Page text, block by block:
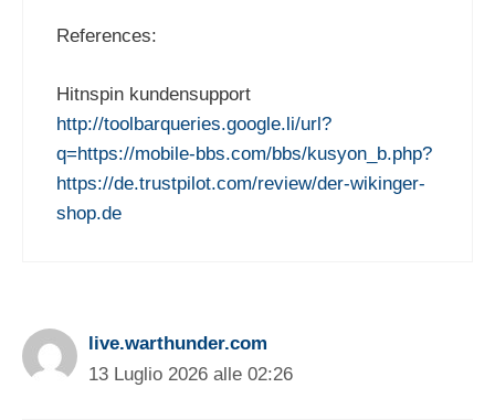
References:
Hitnspin kundensupport
http://toolbarqueries.google.li/url?
q=https://mobile-bbs.com/bbs/kusyon_b.php?
https://de.trustpilot.com/review/der-wikinger-
shop.de
live.warthunder.com
13 Luglio 2026 alle 02:26